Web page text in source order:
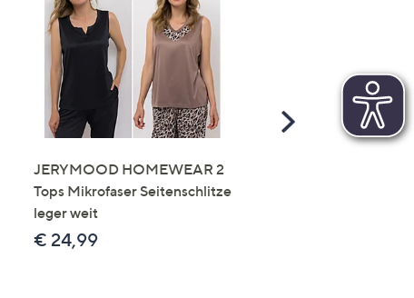
JERYMOOD HOMEWEAR 2
Tops Mikrofaser Seitenschlitze
leger weit
€ 24,99
Scroll